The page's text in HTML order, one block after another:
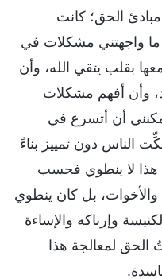
الحق؛ كانت
واجهتني مشكلات في
بقلب يتقي الله، وأن
وأن أفهم مشكلات
أن أتسرع في
الناس دون تمييز بناءً
لا ينطوي فحسب
والأخوات، بل كان ينطوي
وإرباكه والإساءة
الحق لمعالجة هذا